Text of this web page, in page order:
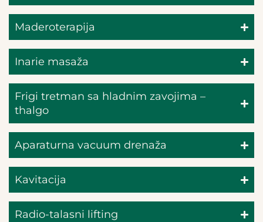
Maderoterapija
Inarie masaža
Frigi tretman sa hladnim zavojima –
thalgo
Aparaturna vacuum drenaža
Kavitacija
Radio-talasni lifting